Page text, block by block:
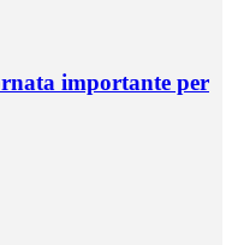
importante per